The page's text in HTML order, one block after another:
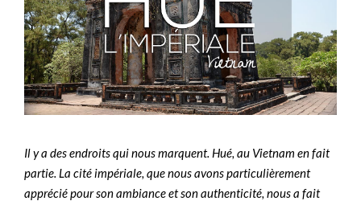
Il y a des endroits qui nous marquent. Hué, au Vietnam en fait
partie. La cité impériale, que nous avons particulièrement
apprécié pour son ambiance et son authenticité, nous a fait